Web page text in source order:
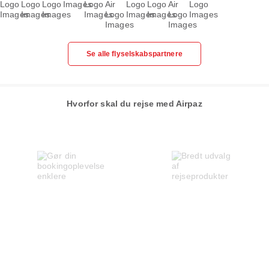
Se alle flyselskabspartnere
Hvorfor skal du rejse med Airpaz